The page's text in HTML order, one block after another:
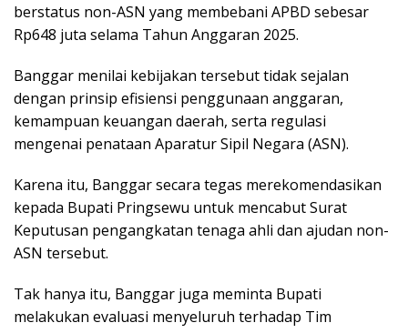
berstatus non-ASN yang membebani APBD sebesar
Rp648 juta selama Tahun Anggaran 2025.
Banggar menilai kebijakan tersebut tidak sejalan
dengan prinsip efisiensi penggunaan anggaran,
kemampuan keuangan daerah, serta regulasi
mengenai penataan Aparatur Sipil Negara (ASN).
Karena itu, Banggar secara tegas merekomendasikan
kepada Bupati Pringsewu untuk mencabut Surat
Keputusan pengangkatan tenaga ahli dan ajudan non-
ASN tersebut.
Tak hanya itu, Banggar juga meminta Bupati
melakukan evaluasi menyeluruh terhadap Tim